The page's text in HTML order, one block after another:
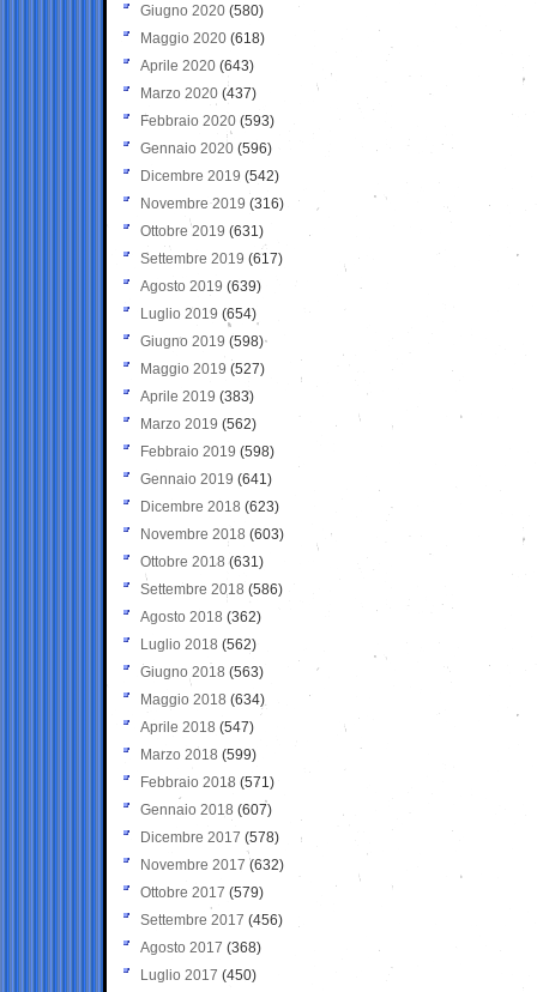
Giugno 2020 (580)
Maggio 2020 (618)
Aprile 2020 (643)
Marzo 2020 (437)
Febbraio 2020 (593)
Gennaio 2020 (596)
Dicembre 2019 (542)
Novembre 2019 (316)
Ottobre 2019 (631)
Settembre 2019 (617)
Agosto 2019 (639)
Luglio 2019 (654)
Giugno 2019 (598)
Maggio 2019 (527)
Aprile 2019 (383)
Marzo 2019 (562)
Febbraio 2019 (598)
Gennaio 2019 (641)
Dicembre 2018 (623)
Novembre 2018 (603)
Ottobre 2018 (631)
Settembre 2018 (586)
Agosto 2018 (362)
Luglio 2018 (562)
Giugno 2018 (563)
Maggio 2018 (634)
Aprile 2018 (547)
Marzo 2018 (599)
Febbraio 2018 (571)
Gennaio 2018 (607)
Dicembre 2017 (578)
Novembre 2017 (632)
Ottobre 2017 (579)
Settembre 2017 (456)
Agosto 2017 (368)
Luglio 2017 (450)